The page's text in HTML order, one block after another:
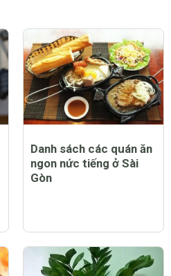
Danh sách các quán ăn
ngon nức tiếng ở Sài
Gòn